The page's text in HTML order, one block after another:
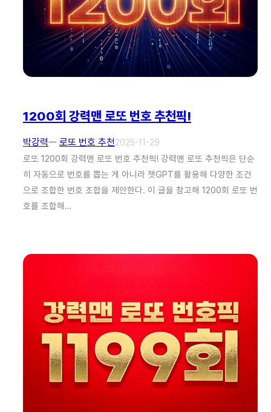
1200회 강력맨 로또 번호 추천픽!
박강력ㅡ 로또 번호 추천2025-11-29
로또 1200회 강력맨 로또 번호 추천픽! 강력맨 로또 추천픽은 단순
히 자동으로 번호를 뽑는 게 아니라 챗GPT를 활용해 다양한 조건
으로 조합한 번호 조합을 제안한다. 이 글을 참고해 1200회 로또 번
호를 조합해…